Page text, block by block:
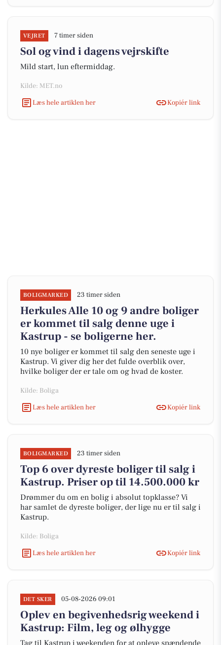
VEJRET 7 timer siden
Sol og vind i dagens vejrskifte
Mild start, lun eftermiddag.
Kilde: MET.no
Læs hele artiklen her
Kopiér link
BOLIGMARKED 23 timer siden
Herkules Alle 10 og 9 andre boliger
er kommet til salg denne uge i
Kastrup - se boligerne her.
10 nye boliger er kommet til salg den seneste uge i
Kastrup. Vi giver dig her det fulde overblik over,
hvilke boliger der er tale om og hvad de koster.
Kilde: Boliga
Læs hele artiklen her
Kopiér link
BOLIGMARKED 23 timer siden
Top 6 over dyreste boliger til salg i
Kastrup. Priser op til 14.500.000 kr
Drømmer du om en bolig i absolut topklasse? Vi
har samlet de dyreste boliger, der lige nu er til salg i
Kastrup.
Kilde: Boliga
Læs hele artiklen her
Kopiér link
DET SKER 05-08-2026 09:01
Oplev en begivenhedsrig weekend i
Kastrup: Film, leg og ølhygge
Tag til Kastrup i weekenden for at opleve spændende